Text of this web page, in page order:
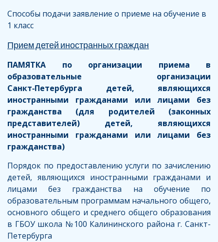
Способы подачи заявление о приеме на обучение в
1 класс
Прием детей иностранных граждан
ПАМЯТКА по организации приема в
образовательные организации
Санкт‑Петербурга детей, являющихся
иностранными гражданами или лицами без
гражданства (для родителей (законных
представителей) детей, являющихся
иностранными гражданами или лицами без
гражданства)
Порядок по предоставлению услуги по зачислению
детей, являющихся иностранными гражданами и
лицами без гражданства на обучение по
образовательным программам начального общего,
основного общего и среднего общего образования
в ГБОУ школа №100 Калининского района г. Санкт-
Петербурга